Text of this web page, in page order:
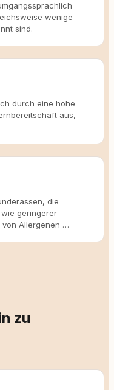
wenige
sind.
durch eine hohe
aus,
die
geringerer
von Allergenen …
zu